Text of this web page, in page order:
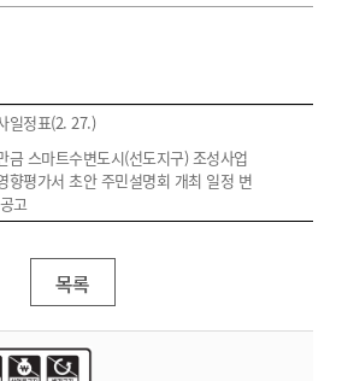
일정표(2. 27.)
금 스마트수변도시(선도지구) 조성사업
향평가서 초안 주민설명회 개최 일정 변
고
목록